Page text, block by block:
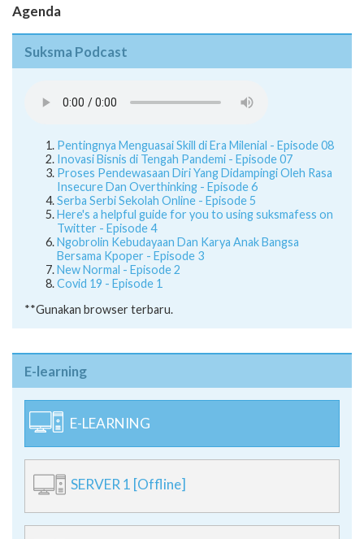
Agenda
Suksma Podcast
Pentingnya Menguasai Skill di Era Milenial - Episode 08
Inovasi Bisnis di Tengah Pandemi - Episode 07
Proses Pendewasaan Diri Yang Didampingi Oleh Rasa
Insecure Dan Overthinking - Episode 6
Serba Serbi Sekolah Online - Episode 5
Here's a helpful guide for you to using suksmafess on
Twitter - Episode 4
Ngobrolin Kebudayaan Dan Karya Anak Bangsa
Bersama Kpoper - Episode 3
New Normal - Episode 2
Covid 19 - Episode 1
**Gunakan browser terbaru.
E-learning
E-LEARNING
SERVER 1 [Offline]